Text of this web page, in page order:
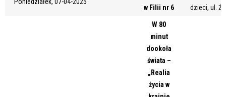
w Filii nr 6 dzieci, ul.
W 80
minut
dookoła
świata –
„Realia
życia w